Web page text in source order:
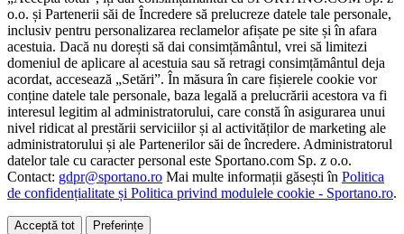
o.o. și Partenerii săi de Încredere să prelucreze datele tale personale,
inclusiv pentru personalizarea reclamelor afișate pe site și în afara
acestuia. Dacă nu dorești să dai consimțământul, vrei să limitezi
domeniul de aplicare al acestuia sau să retragi consimțământul deja
acordat, accesează „Setări”. În măsura în care fișierele cookie vor
conține datele tale personale, baza legală a prelucrării acestora va fi
interesul legitim al administratorului, care constă în asigurarea unui
nivel ridicat al prestării serviciilor și al activităților de marketing ale
administratorului și ale Partenerilor săi de încredere. Administratorul
datelor tale cu caracter personal este Sportano.com Sp. z o.o.
Contact: gdpr@sportano.ro Mai multe informații găsești în Politica
de confidențialitate și Politica privind modulele cookie - Sportano.ro.
Acceptă tot Preferințe